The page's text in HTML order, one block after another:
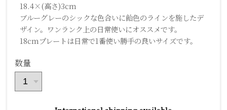
18.4×(高さ)3cm
ブルーグレーのシックな色合いに飴色のラインを施したデ
ザイン。ワンランク上の日常使いにオススメです。
18cmプレートは日常で1番使い勝手の良いサイズです。
数量